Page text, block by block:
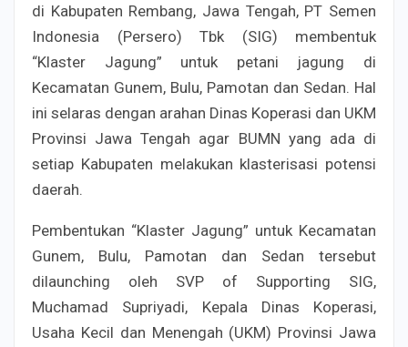
di Kabupaten Rembang, Jawa Tengah, PT Semen
Indonesia (Persero) Tbk (SIG) membentuk
“Klaster Jagung” untuk petani jagung di
Kecamatan Gunem, Bulu, Pamotan dan Sedan. Hal
ini selaras dengan arahan Dinas Koperasi dan UKM
Provinsi Jawa Tengah agar BUMN yang ada di
setiap Kabupaten melakukan klasterisasi potensi
daerah.
Pembentukan “Klaster Jagung” untuk Kecamatan
Gunem, Bulu, Pamotan dan Sedan tersebut
dilaunching oleh SVP of Supporting SIG,
Muchamad Supriyadi, Kepala Dinas Koperasi,
Usaha Kecil dan Menengah (UKM) Provinsi Jawa